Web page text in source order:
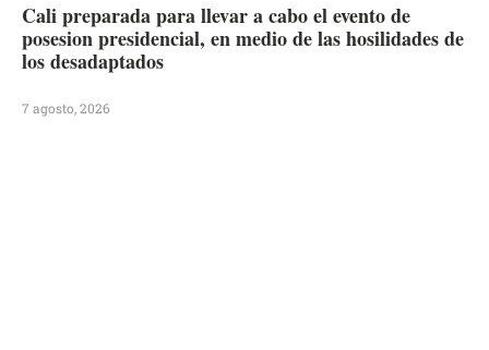
Cali preparada para llevar a cabo el evento de
posesion presidencial, en medio de las hosilidades de
los desadaptados
7 agosto, 2026